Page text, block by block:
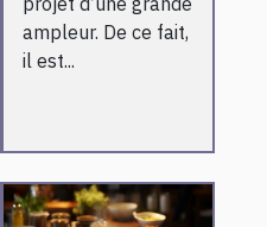
ampleur. De ce fait,
il est...